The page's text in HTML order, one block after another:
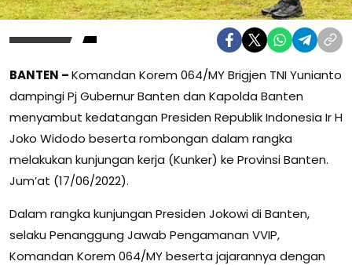
BANTEN –Komandan Korem 064/MY Brigjen TNI Yunianto
dampingi Pj Gubernur Banten dan Kapolda Banten
menyambut kedatangan Presiden Republik Indonesia Ir H
Joko Widodo beserta rombongan dalam rangka
melakukan kunjungan kerja (Kunker) ke Provinsi Banten.
Jum’at (17/06/2022).
Dalam rangka kunjungan Presiden Jokowi di Banten,
selaku Penanggung Jawab Pengamanan VVIP,
Komandan Korem 064/MY beserta jajarannya dengan